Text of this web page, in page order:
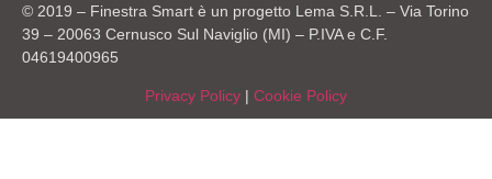
© 2019 – Finestra Smart è un progetto Lema S.R.L. – Via Torino
39 – 20063 Cernusco Sul Naviglio (MI) – P.IVA e C.F.
04619400965
Privacy Policy | Cookie Policy